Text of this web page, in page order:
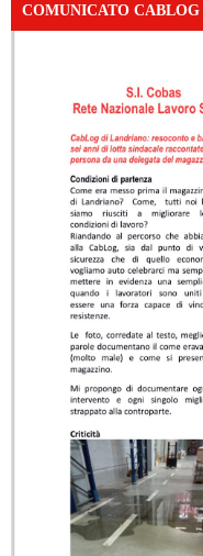
COMUNICATO